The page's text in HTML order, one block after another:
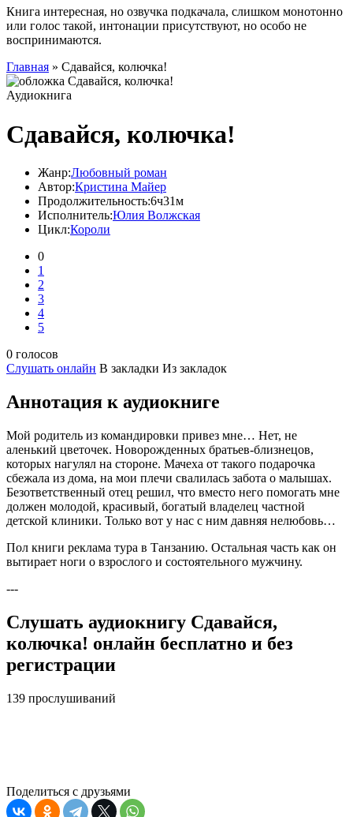
Книга интересная, но озвучка подкачала, слишком монотонно
или голос такой, интонации присутствуют, но особо не
воспринимаются.
Главная » Сдавайся, колючка!
Аудиокнига
Сдавайся, колючка!
Жанр:Любовный роман
Автор:Кристина Майер
Продолжительность:6ч31м
Исполнитель:Юлия Волжская
Цикл:Короли
0
1
2
3
4
5
0 голосов
Слушать онлайн В закладки Из закладок
Аннотация к аудиокниге
Мой родитель из командировки привез мне… Нет, не
аленький цветочек. Новорожденных братьев-близнецов,
которых нагулял на стороне. Мачеха от такого подарочка
сбежала из дома, на мои плечи свалилась забота о малышах.
Безответственный отец решил, что вместо него помогать мне
должен молодой, красивый, богатый владелец частной
детской клиники. Только вот у нас с ним давняя нелюбовь…
Пол книги реклама тура в Танзанию. Остальная часть как он
вытирает ноги о взрослого и состоятельного мужчину.
---
Слушать аудиокнигу Сдавайся,
колючка! онлайн бесплатно и без
регистрации
139 прослушиваний
Поделиться с друзьями